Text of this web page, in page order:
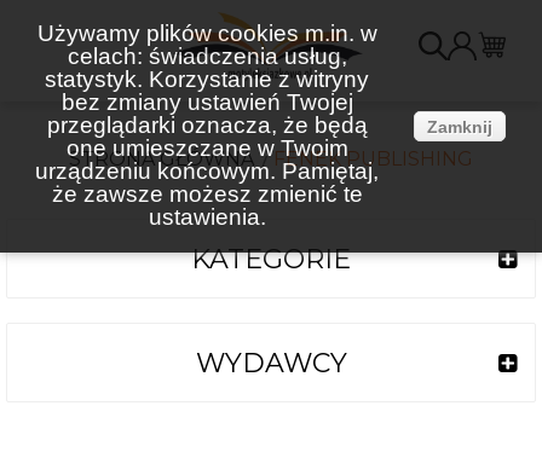
Używamy plików cookies m.in. w
celach: świadczenia usług,
statystyk. Korzystanie z witryny
bez zmiany ustawień Twojej
przeglądarki oznacza, że będą
one umieszczane w Twoim
urządzeniu końcowym. Pamiętaj,
że zawsze możesz zmienić te
ustawienia.
Zamknij
STRONA GŁÓWNA FENEK PUBLISHING
KATEGORIE
WYDAWCY